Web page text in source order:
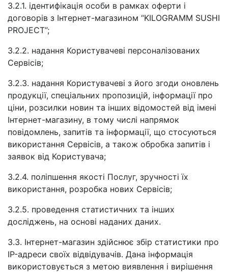
3.2.1. ідентифікація особи в рамках оферти і
договорів з Інтернет-магазином “KILOGRAMM SUSHI
PROJECT”;
3.2.2. надання Користувачеві персоналізованих
Сервісів;
3.2.3. надання Користувачеві з його згоди оновлень
продукції, спеціальних пропозицій, інформації про
ціни, розсилки новин та інших відомостей від імені
Інтернет-магазину, в тому числі напрямок
повідомлень, запитів та інформації, що стосуються
використання Сервісів, а також обробка запитів і
заявок від Користувача;
3.2.4. поліпшення якості Послуг, зручності їх
використання, розробка нових Сервісів;
3.2.5. проведення статистичних та інших
досліджень, на основі наданих даних.
3.3. Інтернет-магазин здійснює збір статистики про
IP-адреси своїх відвідувачів. Дана інформація
використовується з метою виявлення і вирішення